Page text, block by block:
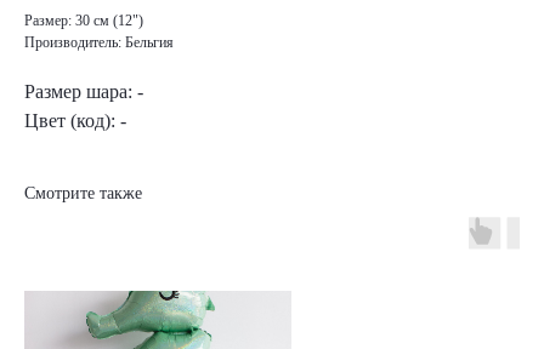
Размер: 30 см (12")
Производитель: Бельгия
Размер шара: -
Цвет (код): -
Смотрите также